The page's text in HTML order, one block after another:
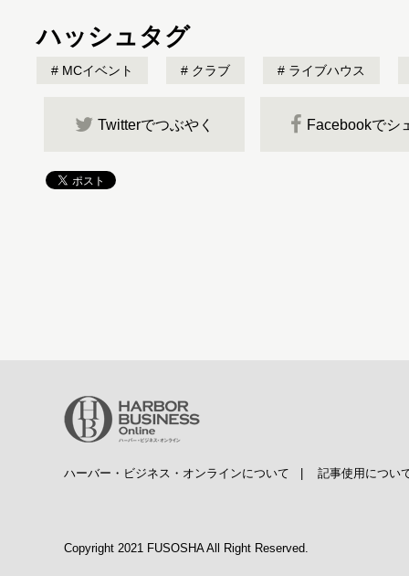
ハッシュタグ
MCイベント クラブ ライブハウス
Twitterでつぶやく Facebookでシ
ハーバー・ビジネス・オンラインについて 記事使用につい
Copyright 2021 FUSOSHA All Right Reserved.